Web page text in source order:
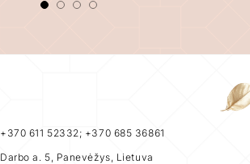
+370 611 52332; +370 685 36861
Darbo a. 5, Panevėžys, Lietuva